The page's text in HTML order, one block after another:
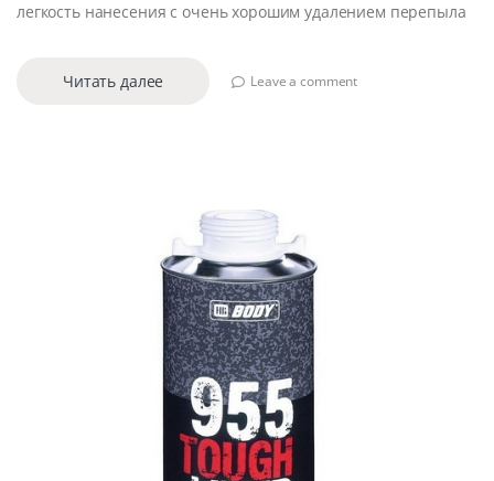
легкость нанесения с очень хорошим удалением перепыла
Читать далее Leave a comment